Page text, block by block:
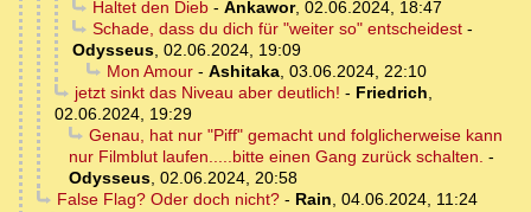
Haltet den Dieb- Ankawor, 02.06.2024, 18:47
Schade, dass du dich für "weiter so" entscheidest-
Odysseus, 02.06.2024, 19:09
Mon Amour- Ashitaka, 03.06.2024, 22:10
jetzt sinkt das Niveau aber deutlich! - Friedrich,
02.06.2024, 19:29
Genau, hat nur "Piff" gemacht und folglicherweise kann
nur Filmblut laufen.....bitte einen Gang zurück schalten. -
Odysseus, 02.06.2024, 20:58
False Flag? Oder doch nicht?- Rain, 04.06.2024, 11:24